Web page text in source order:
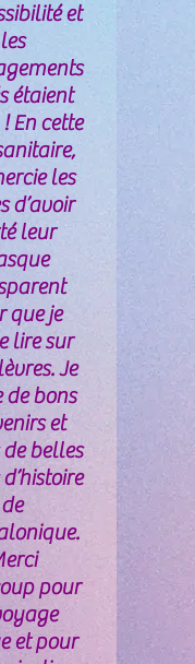
et
les
étaient
En cette
les
d’avoir
leur
que je
lire sur
Je
de bons
et
belles
de
pour
et pour